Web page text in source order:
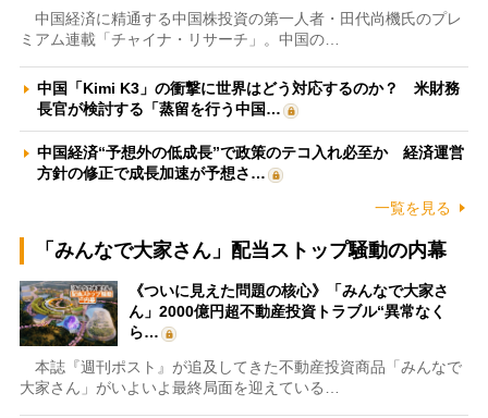
中国経済に精通する中国株投資の第一人者・田代尚機氏のプレ
ミアム連載「チャイナ・リサーチ」。中国の…
中国「Kimi K3」の衝撃に世界はどう対応するのか？ 米財務
長官が検討する「蒸留を行う中国…
中国経済“予想外の低成長”で政策のテコ入れ必至か 経済運営
方針の修正で成長加速が予想さ…
一覧を見る
「みんなで大家さん」配当ストップ騒動の内幕
《ついに見えた問題の核心》「みんなで大家さ
ん」2000億円超不動産投資トラブル“異常なく
ら…
本誌『週刊ポスト』が追及してきた不動産投資商品「みんなで
大家さん」がいよいよ最終局面を迎えている…